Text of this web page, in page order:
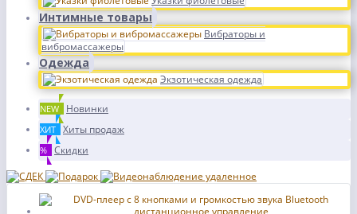
Интимные товары
Вибраторы и
вибромассажеры
Одежда
Экзотическая одежда
NEW Новинки
ХИТ Хиты продаж
% Скидки